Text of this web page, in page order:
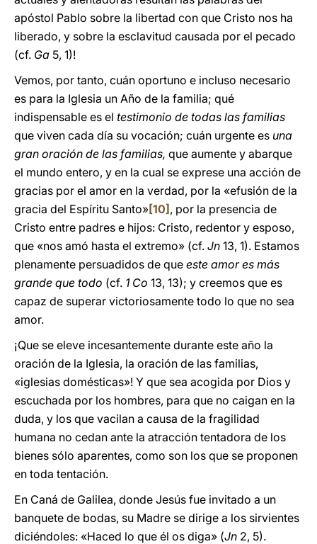
apóstol Pablo sobre la libertad con que Cristo nos ha
liberado, y sobre la esclavitud causada por el pecado
(cf. Ga 5, 1)!
Vemos, por tanto, cuán oportuno e incluso necesario
es para la Iglesia un Año de la familia; qué
indispensable es el testimonio de todas las familias
que viven cada día su vocación; cuán urgente es una
gran oración de las familias, que aumente y abarque
el mundo entero, y en la cual se exprese una acción de
gracias por el amor en la verdad, por la «efusión de la
gracia del Espíritu Santo»[10] , por la presencia de
Cristo entre padres e hijos: Cristo, redentor y esposo,
que «nos amó hasta el extremo» (cf. Jn 13, 1). Estamos
plenamente persuadidos de que este amor es más
grande que todo (cf. 1 Co 13, 13); y creemos que es
capaz de superar victoriosamente todo lo que no sea
amor.
¡Que se eleve incesantemente durante este año la
oración de la Iglesia, la oración de las familias,
«iglesias domésticas»! Y que sea acogida por Dios y
escuchada por los hombres, para que no caigan en la
duda, y los que vacilan a causa de la fragilidad
humana no cedan ante la atracción tentadora de los
bienes sólo aparentes, como son los que se proponen
en toda tentación.
En Caná de Galilea, donde Jesús fue invitado a un
banquete de bodas, su Madre se dirige a los sirvientes
diciéndoles: «Haced lo que él os diga» (Jn 2, 5).